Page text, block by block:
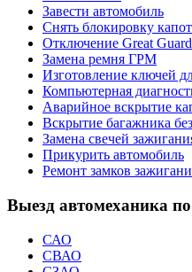
Завести автомобиль
Снять блокировку
Отключение Great Guard
Замена ремня ГРМ
Изготовление ключей
Компьютерная
Аварийное вскрытие
Вскрытие багажника
Замена свечей
Прикурить автомобиль
Ремонт замков
Выезд автомеханика
САО
СВАО